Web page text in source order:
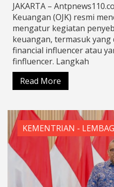
JAKARTA –
Keuangan (OJK) resmi
mengatur kegiatan
keuangan, termasuk
financial influencer atau
finfluencer. Langkah
Read More
KEMENTRIAN -